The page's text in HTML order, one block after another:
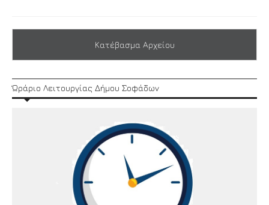
Κατέβασμα Αρχείου
Ώράριο Λειτουργίας Δήμου Σοφάδων